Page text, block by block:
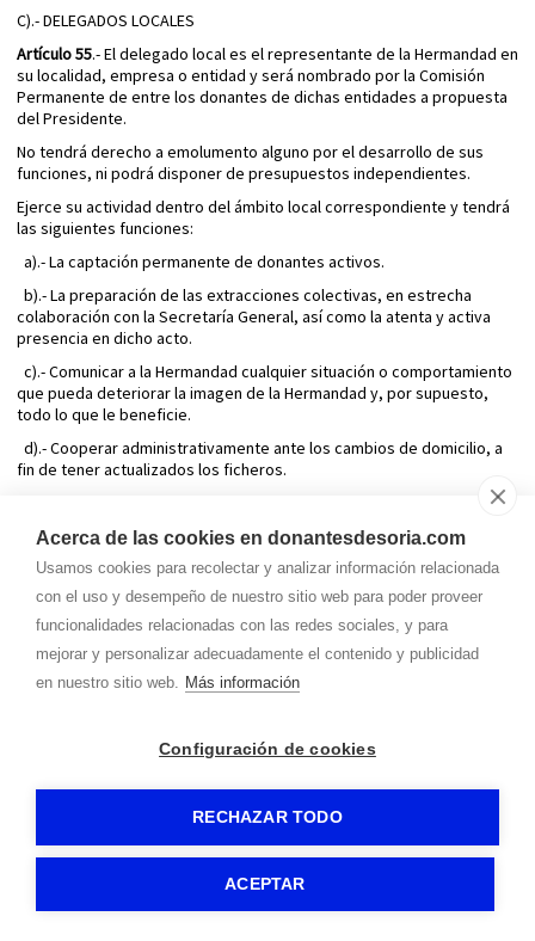
Acerca de las cookies en donantesdesoria.com
Usamos cookies para recolectar y analizar información relacionada
con el uso y desempeño de nuestro sitio web para poder proveer
funcionalidades relacionadas con las redes sociales, y para
mejorar y personalizar adecuadamente el contenido y publicidad
en nuestro sitio web. Más información
Configuración de cookies
RECHAZAR TODO
ACEPTAR
C).- DELEGADOS LOCALES
Artículo 55.- El delegado local es el representante de la Hermandad en
su localidad, empresa o entidad y será nombrado por la Comisión
Permanente de entre los donantes de dichas entidades a propuesta
del Presidente.
No tendrá derecho a emolumento alguno por el desarrollo de sus
funciones, ni podrá disponer de presupuestos independientes.
Ejerce su actividad dentro del ámbito local correspondiente y tendrá
las siguientes funciones:
a).- La captación permanente de donantes activos.
b).- La preparación de las extracciones colectivas, en estrecha
colaboración con la Secretaría General, así como la atenta y activa
presencia en dicho acto.
c).- Comunicar a la Hermandad cualquier situación o comportamiento
que pueda deteriorar la imagen de la Hermandad y, por supuesto,
todo lo que le beneficie.
d).- Cooperar administrativamente ante los cambios de domicilio, a
fin de tener actualizados los ficheros.
e).- Todos los responsables locales se reunirán, al menos una vez al
año, con el fin de unificar criterios y analizar toda la problemática
surgida en el ejercicio anterior al respecto para adoptar en común las
medidas que consideren oportunas para mejor funcionamiento.
f).- El delegado local recibirá una credencial firmada por el
Presidente de la Hermandad, acreditativa de su cargo.
CAPITULO I: PATRIMONIO
.- Esta Asociación “HERMANDAD DE DONANTES DE SANGRE
DE SORIA”, carece de Patrimonio Fundacional, por lo que se servirá
ponga a su servicio las Instituciones Públicas.